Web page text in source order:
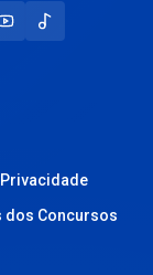
dos Concursos